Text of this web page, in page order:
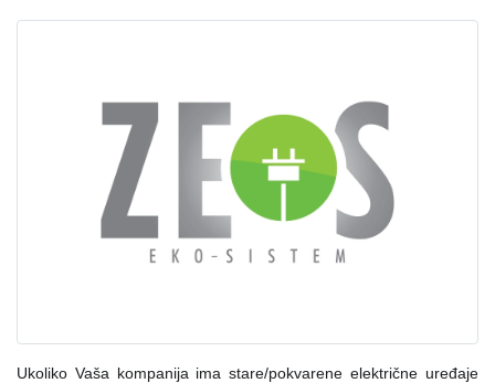
Ukoliko Vaša kompanija ima stare/pokvarene električne uređaje